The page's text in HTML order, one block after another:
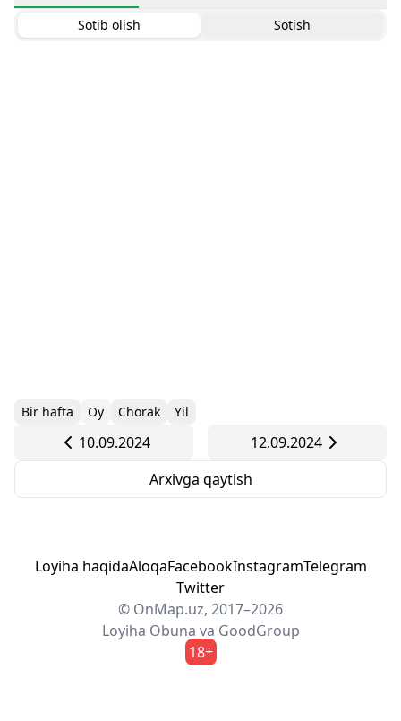
Sotib olish Sotish
Bir hafta Oy Chorak Yil
10.09.2024
12.09.2024
Arxivga qaytish
Loyiha haqidaAloqaFacebookInstagramTelegram
Twitter
© OnMap.uz, 2017–2026
Loyiha Obuna va GoodGroup
18+